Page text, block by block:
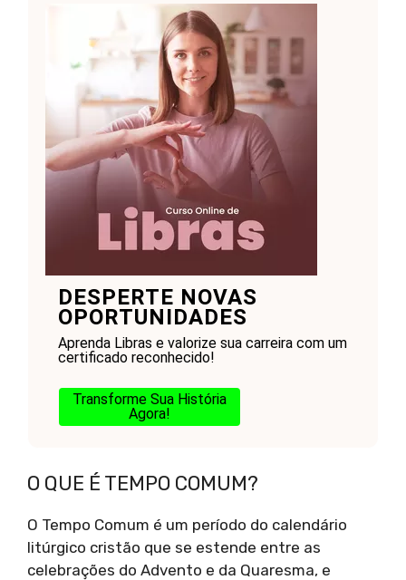
DESPERTE NOVAS
OPORTUNIDADES
Aprenda Libras e valorize sua carreira com um
certificado reconhecido!
Transforme Sua História
Agora!
O QUE É TEMPO COMUM?
O Tempo Comum é um período do calendário
litúrgico cristão que se estende entre as
celebrações do Advento e da Quaresma, e